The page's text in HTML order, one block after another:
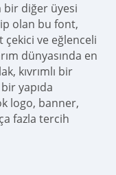
bir diğer üyesi
olan bu font,
çekici ve eğlenceli
dünyasında en
kıvrımlı bir
yapıda
logo, banner,
fazla tercih